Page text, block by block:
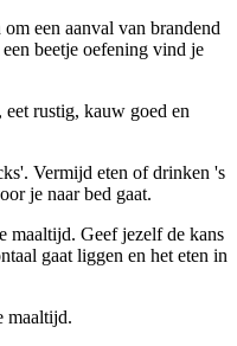
een aanval van brandend
beetje oefening vind je
rustig, kauw goed en
Vermijd eten of drinken 's
je naar bed gaat.
maaltijd. Geef jezelf de kans
gaat liggen en het eten in
maaltijd.